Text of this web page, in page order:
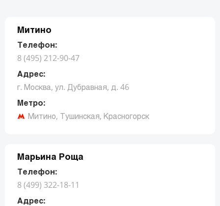
Митино
Телефон:
8 (495) 212-90-47
Адрес:
г. Москва, ул. Дубравная, д. 46
Метро:
Митино, Тушинская, Красногорск
Марьина Роща
Телефон:
8 (499) 322-18-11
Адрес: